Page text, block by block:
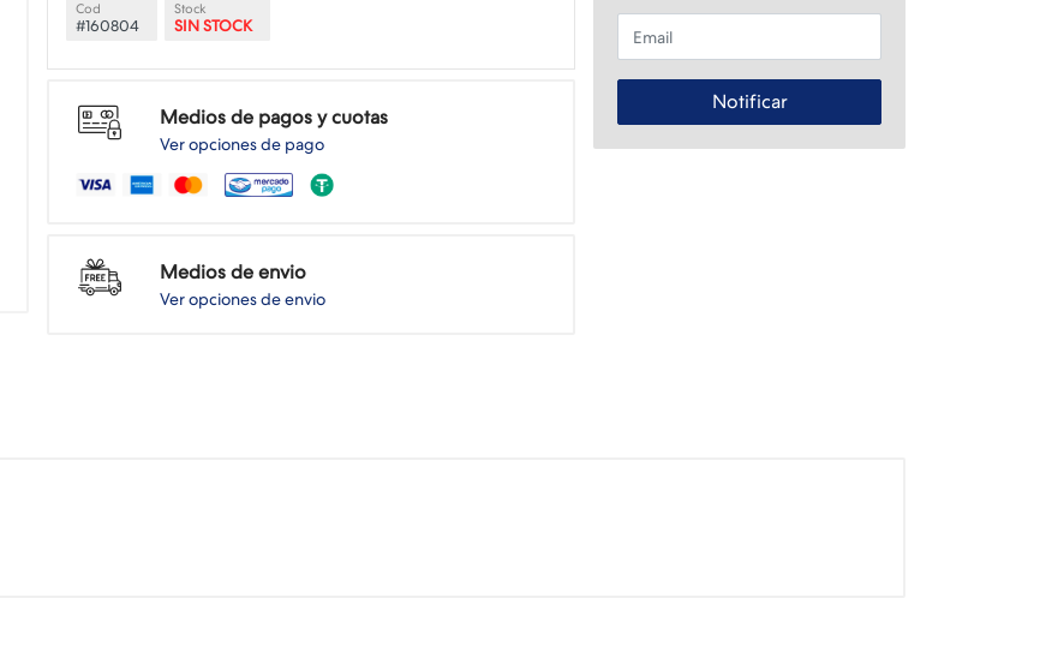
Cod
#160804
Stock
SIN STOCK
Medios de pagos y cuotas
Ver opciones de pago
Medios de envio
Ver opciones de envio
Email
Notificar